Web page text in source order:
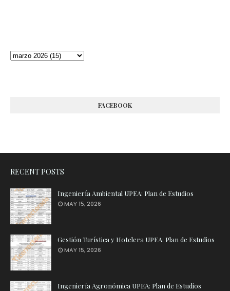
FACEBOOK
RECENT POSTS
Ingeniería Ambiental UPEA: Plan de Estudios
MAY 15, 2026
Gestión Turística y Hotelera UPEA: Plan de Estudios
MAY 15, 2026
Ingeniería Agronómica UPEA: Plan de Estudios